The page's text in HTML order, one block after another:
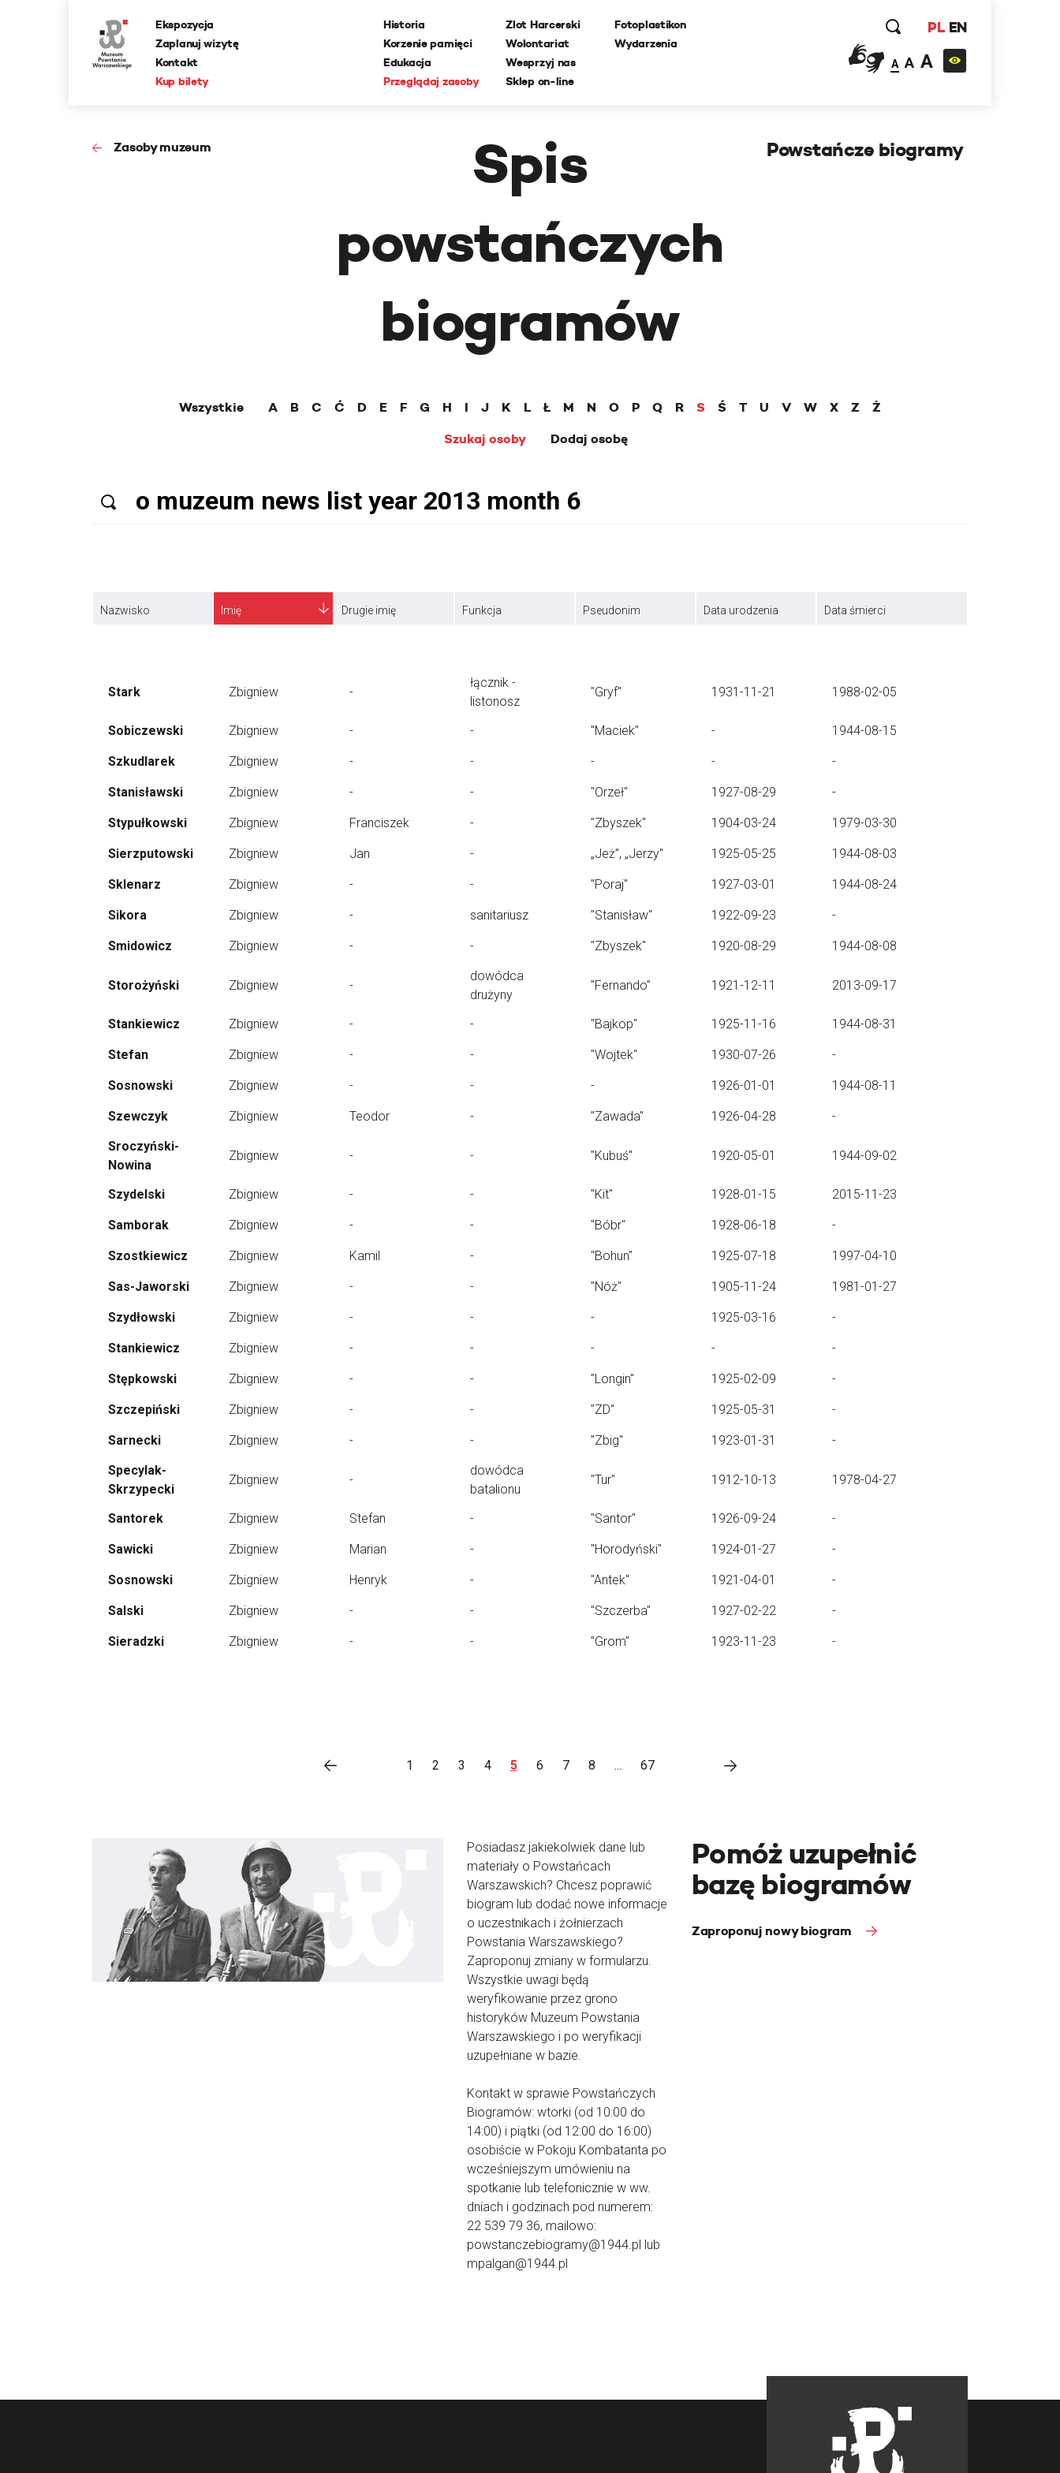
Ekspozycja
Zaplanuj wizytę
Kontakt
Kup bilety
Historia
Korzenie pamięci
Edukacja
Przeglądaj zasoby
Zlot Harcerski
Wolontariat
Wesprzyj nas
Sklep on-line
Fotoplastikon
Wydarzenia
PL EN
A A A
Zasoby muzeum
Spis
powstańczych
biogramów
Powstańcze biogramy
Wszystkie A B C Ć D E F G H I J K L Ł M N O P Q R S Ś T U V W X Z
Ż
Szukaj osoby
Dodaj osobę
Nazwisko Imię Drugie imię Funkcja Pseudonim Data urodzenia Data śmierci
Stark Zbigniew -
łącznik -
listonosz
"Gryf" 1931-11-21 1988-02-05
Sobiczewski Zbigniew - - "Maciek" - 1944-08-15
Szkudlarek Zbigniew - - - - -
Stanisławski Zbigniew - - "Orzeł" 1927-08-29 -
Stypułkowski Zbigniew Franciszek - "Zbyszek" 1904-03-24 1979-03-30
Sierzputowski Zbigniew Jan - „Jeż”, „Jerzy" 1925-05-25 1944-08-03
Sklenarz Zbigniew - - "Poraj" 1927-03-01 1944-08-24
Sikora Zbigniew - sanitariusz "Stanisław" 1922-09-23 -
Smidowicz Zbigniew - - "Zbyszek" 1920-08-29 1944-08-08
Storożyński Zbigniew -
dowódca
drużyny
"Fernando” 1921-12-11 2013-09-17
Stankiewicz Zbigniew - - "Bajkop" 1925-11-16 1944-08-31
Stefan Zbigniew - - "Wojtek" 1930-07-26 -
Sosnowski Zbigniew - - - 1926-01-01 1944-08-11
Szewczyk Zbigniew Teodor - "Zawada" 1926-04-28
-
Sroczyński-
Nowina
Zbigniew - - "Kubuś" 1920-05-01 1944-09-02
Szydelski Zbigniew - - "Kit" 1928-01-15 2015-11-23
Samborak Zbigniew - - "Bóbr" 1928-06-18 -
Szostkiewicz Zbigniew Kamil - "Bohun" 1925-07-18 1997-04-10
Sas-Jaworski Zbigniew - - "Nóż" 1905-11-24 1981-01-27
Szydłowski Zbigniew - - - 1925-03-16 -
Stankiewicz Zbigniew - - - - -
Stępkowski Zbigniew - - "Longin" 1925-02-09 -
Szczepiński Zbigniew - - "ZD" 1925-05-31 -
Sarnecki Zbigniew - - "Zbig" 1923-01-31
-
Specylak-
Skrzypecki
Zbigniew -
dowódca
batalionu
"Tur" 1912-10-13 1978-04-27
Santorek Zbigniew Stefan - "Santor" 1926-09-24 -
Sawicki Zbigniew Marian - "Horodyński" 1924-01-27 -
Sosnowski Zbigniew Henryk - "Antek" 1921-04-01 -
Salski Zbigniew - - "Szczerba" 1927-02-22 -
Sieradzki Zbigniew - - "Grom" 1923-11-23 -
1 2 3 4 5 6 7 8 ... 67
Posiadasz jakiekolwiek dane lub
materiały o Powstańcach
Warszawskich? Chcesz poprawić
biogram lub dodać nowe informacje
o uczestnikach i żołnierzach
Powstania Warszawskiego?
Zaproponuj zmiany w formularzu.
Wszystkie uwagi będą
weryfikowanie przez grono
historyków Muzeum Powstania
Warszawskiego i po weryfikacji
uzupełniane w bazie.
Kontakt w sprawie Powstańczych
Biogramów: wtorki (od 10:00 do
14:00) i piątki (od 12:00 do 16:00)
osobiście w Pokoju Kombatanta po
wcześniejszym umówieniu na
spotkanie lub telefonicznie w ww.
dniach i godzinach pod numerem:
22 539 79 36, mailowo:
powstanczebiogramy@1944.pl lub
mpalgan@1944.pl
Pomóż uzupełnić
bazę biogramów
Zaproponuj nowy biogram